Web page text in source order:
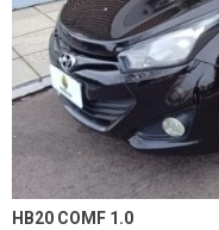
Limpar todos os filtros
HB20 COMF 1.0